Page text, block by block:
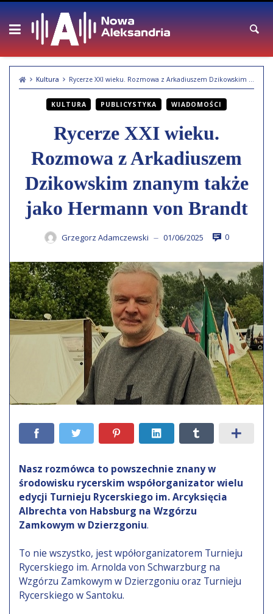
Skip
content
Kultura Rycerze XXI wieku. Rozmowa z Arkadiuszem Dzikowskim znanym także jako Hermann von Brandt
KULTURA PUBLICYSTYKA WIADOMOŚCI
Rycerze XXI wieku.
Rozmowa z Arkadiuszem
Dzikowskim znanym także
jako Hermann von Brandt
Grzegorz Adamczewski — 01/06/2025 0
Nasz rozmówca to powszechnie znany w
środowisku rycerskim współorganizator wielu
edycji Turnieju Rycerskiego im. Arcyksięcia
Albrechta von Habsburg na Wzgórzu
Zamkowym w Dzierzgoniu.
To nie wszystko, jest wpółorganizatorem Turnieju
Rycerskiego im. Arnolda von Schwarzburg na
Wzgórzu Zamkowym w Dzierzgoniu oraz Turnieju
Rycerskiego w Santoku.